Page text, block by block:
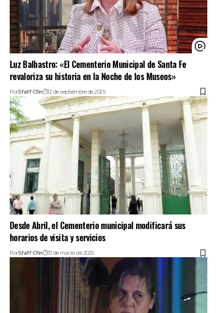
Luz Balbastro: «El Cementerio Municipal de Santa Fe
revaloriza su historia en la Noche de los Museos»
PorSfaff Cfin 12 de septiembre de 2025
Desde Abril, el Cementerio municipal modificará sus
horarios de visita y servicios
PorSfaff Cfin 31 de marzo de 2025